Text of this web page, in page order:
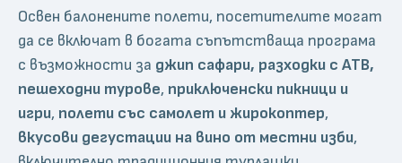
Освен балонените полети, посетителите могат
да се включат в богата съпътстваща програма
с възможности за джип сафари, разходки с АТВ,
пешеходни турове, приключенски пикници и
игри, полети със самолет и жирокоптер,
вкусови дегустации на вино от местни изби,